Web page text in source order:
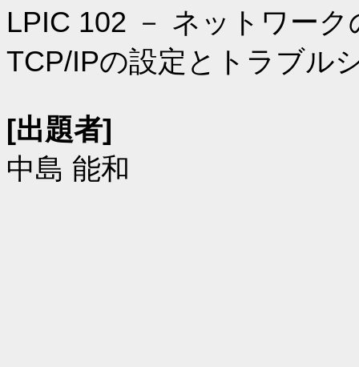
LPIC 102 － ネットワーク
TCP/IPの設定とトラブル
[出題者]
中島 能和